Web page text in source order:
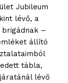
Jubileum
lévő, a
–
állító
tábla,
lévő